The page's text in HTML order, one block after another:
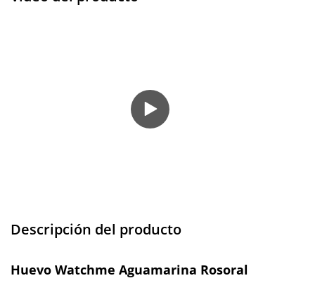
Descripción del producto
Huevo Watchme Aguamarina Rosoral